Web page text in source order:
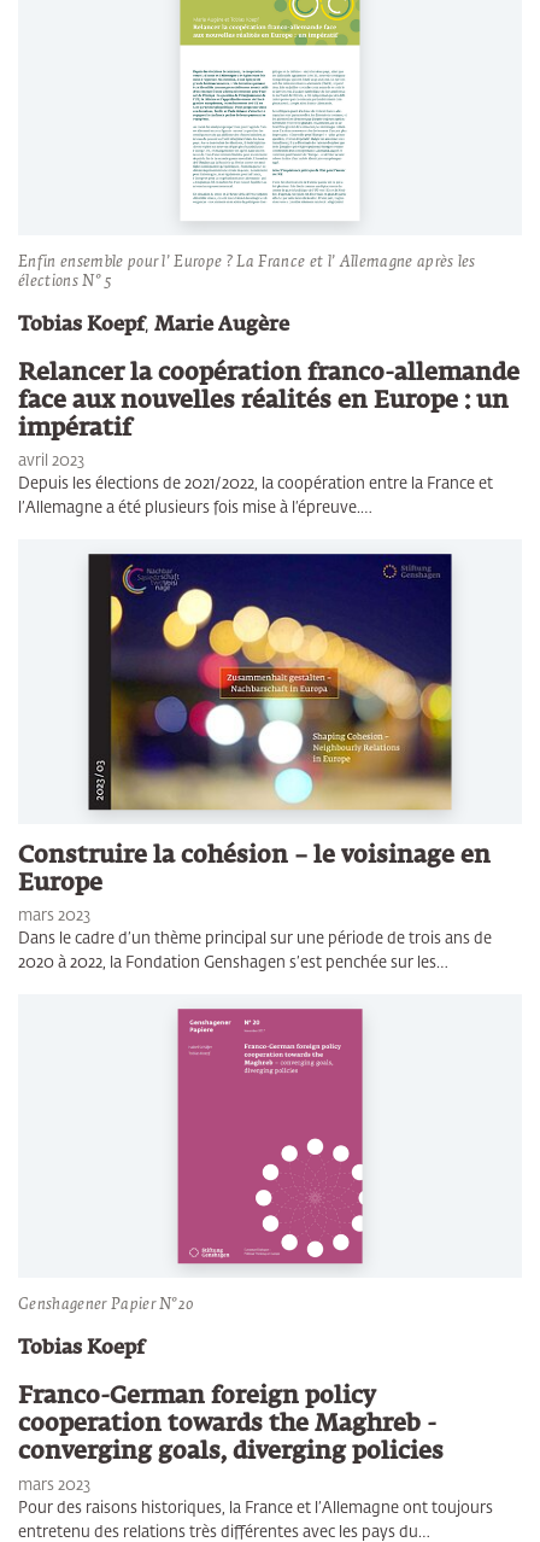
Enfin ensemble pour l’ Europe ? La France et l’ Allemagne après les
élections N° 5
Tobias Koepf, Marie Augère
Relancer la coopération franco-allemande
face aux nouvelles réalités en Europe : un
impératif
avril 2023
Depuis les élections de 2021/2022, la coopération entre la France et
l’Allemagne a été plusieurs fois mise à l‘épreuve.…
Construire la cohésion – le voisinage en
Europe
mars 2023
Dans le cadre d’un thème principal sur une période de trois ans de
2020 à 2022, la Fondation Genshagen s’est penchée sur les…
Genshagener Papier N°20
Tobias Koepf
Franco-German foreign policy
cooperation towards the Maghreb -
converging goals, diverging policies
mars 2023
Pour des raisons historiques, la France et l’Allemagne ont toujours
entretenu des relations très différentes avec les pays du…